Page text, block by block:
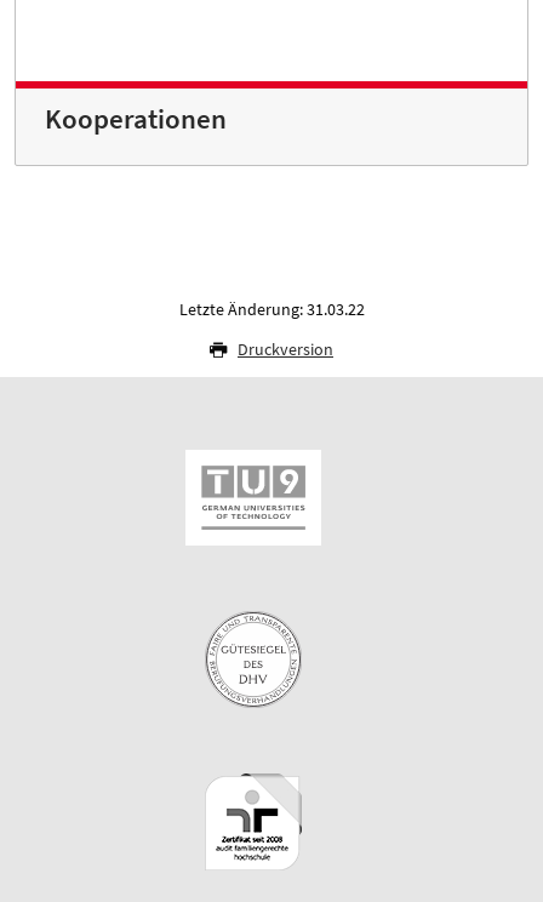
Kooperationen
Letzte Änderung: 31.03.22
Druckversion